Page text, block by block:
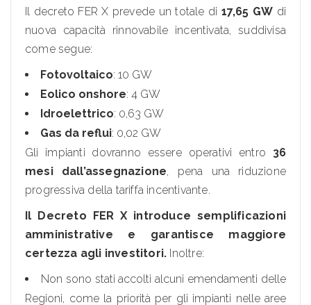
Il decreto FER X prevede un totale di 17,65 GW di
nuova capacità rinnovabile incentivata, suddivisa
come segue:
Fotovoltaico: 10 GW
Eolico onshore: 4 GW
Idroelettrico: 0,63 GW
Gas da reflui: 0,02 GW
Gli impianti dovranno essere operativi entro 36
mesi dall’assegnazione, pena una riduzione
progressiva della tariffa incentivante.
Il Decreto FER X introduce semplificazioni
amministrative e garantisce maggiore
certezza agli investitori. Inoltre:
Non sono stati accolti alcuni emendamenti delle
Regioni, come la priorità per gli impianti nelle aree